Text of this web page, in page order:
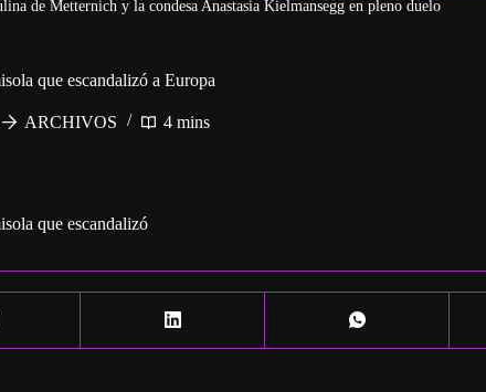
de Metternich y la condesa Anastasia Kielmansegg en pleno duelo
que escandalizó a Europa
ARCHIVOS 4 mins
que escandalizó